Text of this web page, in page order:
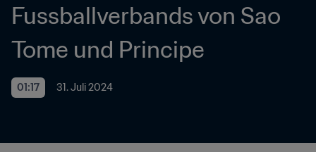
Fussballverbands von Sao
Tome und Principe
01:17 31. Juli 2024